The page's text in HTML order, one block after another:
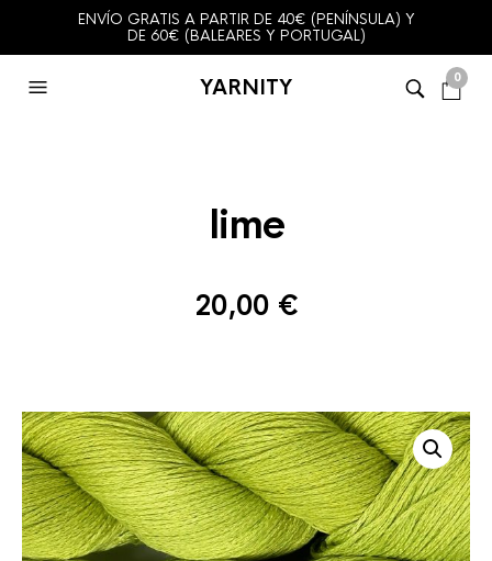
ENVÍO GRATIS A PARTIR DE 40€ (PENÍNSULA) Y
DE 60€ (BALEARES Y PORTUGAL)
YARNITY 0
lime
20,00 €